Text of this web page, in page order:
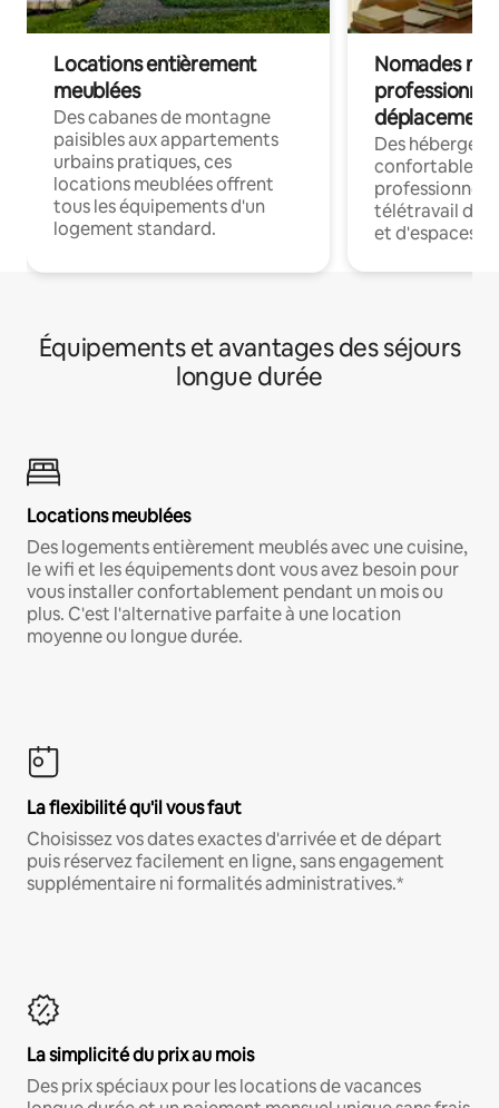
Locations entièrement
meublées
Des cabanes de montagne
paisibles aux appartements
urbains pratiques, ces
locations meublées offrent
tous les équipements d'un
logement standard.
Nomades
déplacement
Des
confortables
professionnels
télétravail
et d'espaces
Équipements et avantages des séjours
longue durée
Locations meublées
Des logements entièrement meublés avec une cuisine,
le wifi et les équipements dont vous avez besoin pour
vous installer confortablement pendant un mois ou
plus. C'est l'alternative parfaite à une location
moyenne ou longue durée.
La flexibilité qu'il vous faut
Choisissez vos dates exactes d'arrivée et de départ
puis réservez facilement en ligne, sans engagement
supplémentaire ni formalités administratives.*
La simplicité du prix au mois
Des prix spéciaux pour les locations de vacances